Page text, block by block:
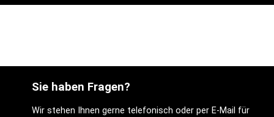
Sie haben Fragen?
Wir stehen Ihnen gerne telefonisch oder per E-Mail für